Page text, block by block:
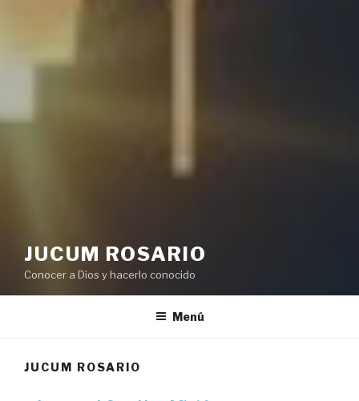
JUCUM ROSARIO
Conocer a Dios y hacerlo conocido
Menú
JUCUM ROSARIO